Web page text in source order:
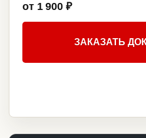
от 1 900 ₽
ЗАКАЗАТЬ